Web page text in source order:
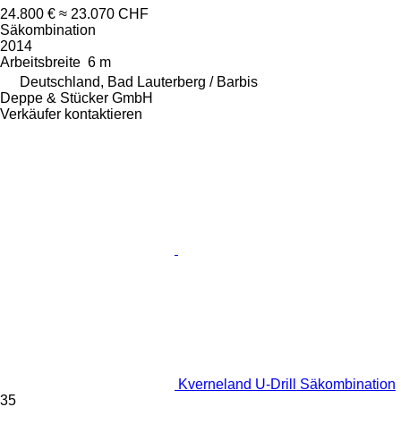
24.800 € ≈ 23.070 CHF
Säkombination
2014
Arbeitsbreite 6 m
Deutschland, Bad Lauterberg / Barbis
Deppe & Stücker GmbH
Verkäufer kontaktieren
Kverneland U-Drill Säkombination
35